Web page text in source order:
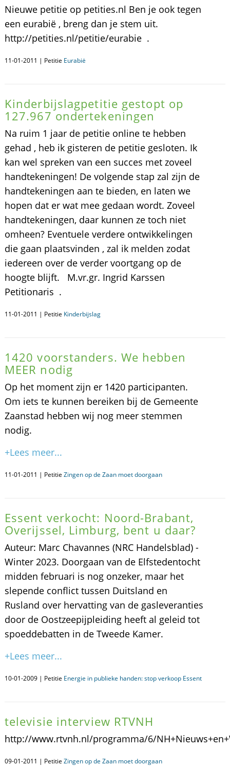
Nieuwe petitie op petities.nl Ben je ook tegen
een eurabië , breng dan je stem uit.
http://petities.nl/petitie/eurabie .
11-01-2011 | Petitie Eurabië
Kinderbijslagpetitie gestopt op
127.967 ondertekeningen
Na ruim 1 jaar de petitie online te hebben
gehad , heb ik gisteren de petitie gesloten. Ik
kan wel spreken van een succes met zoveel
handtekeningen! De volgende stap zal zijn de
handtekeningen aan te bieden, en laten we
hopen dat er wat mee gedaan wordt. Zoveel
handtekeningen, daar kunnen ze toch niet
omheen? Eventuele verdere ontwikkelingen
die gaan plaatsvinden , zal ik melden zodat
iedereen over de verder voortgang op de
hoogte blijft. M.vr.gr. Ingrid Karssen
Petitionaris .
11-01-2011 | Petitie Kinderbijslag
1420 voorstanders. We hebben
MEER nodig
Op het moment zijn er 1420 participanten.
Om iets te kunnen bereiken bij de Gemeente
Zaanstad hebben wij nog meer stemmen
nodig.
+Lees meer...
11-01-2011 | Petitie Zingen op de Zaan moet doorgaan
Essent verkocht: Noord-Brabant,
Overijssel, Limburg, bent u daar?
Auteur: Marc Chavannes (NRC Handelsblad) -
Winter 2023. Doorgaan van de Elfstedentocht
midden februari is nog onzeker, maar het
slepende conflict tussen Duitsland en
Rusland over hervatting van de gasleveranties
door de Oostzeepijpleiding heeft al geleid tot
spoeddebatten in de Tweede Kamer.
+Lees meer...
10-01-2009 | Petitie Energie in publieke handen: stop verkoop Essent
televisie interview RTVNH
http://www.rtvnh.nl/programma/6/
09-01-2011 | Petitie Zingen op de Zaan moet doorgaan